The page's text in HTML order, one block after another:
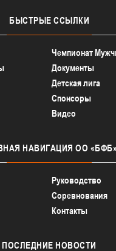
БЫСТРЫЕ ССЫЛКИ
Чемпионат
Документы
Детская лига
Спонсоры
Видео
НАВИГАЦИЯ ОО «БФБ»
Руководство
Соревнования
Контакты
ПОСЛЕДНИЕ НОВОСТИ